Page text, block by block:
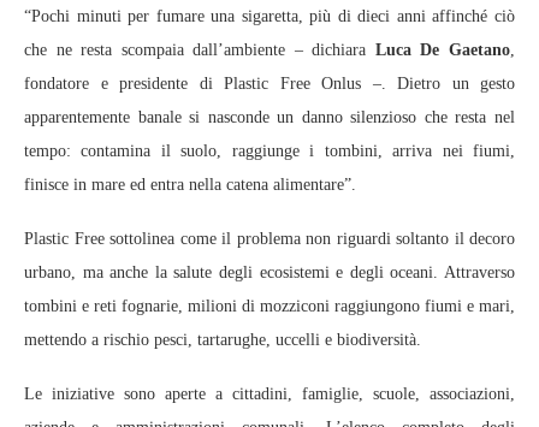
“Pochi minuti per fumare una sigaretta, più di dieci anni affinché ciò
che ne resta scompaia dall’ambiente – dichiara Luca De Gaetano,
fondatore e presidente di Plastic Free Onlus –. Dietro un gesto
apparentemente banale si nasconde un danno silenzioso che resta nel
tempo: contamina il suolo, raggiunge i tombini, arriva nei fiumi,
finisce in mare ed entra nella catena alimentare”.
Plastic Free sottolinea come il problema non riguardi soltanto il decoro
urbano, ma anche la salute degli ecosistemi e degli oceani. Attraverso
tombini e reti fognarie, milioni di mozziconi raggiungono fiumi e mari,
mettendo a rischio pesci, tartarughe, uccelli e biodiversità.
Le iniziative sono aperte a cittadini, famiglie, scuole, associazioni,